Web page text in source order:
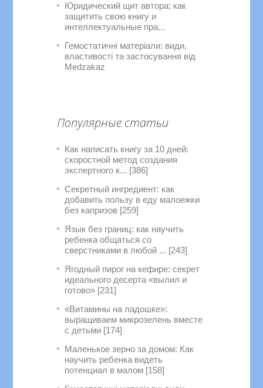
Юридический щит автора: как
защитить свою книгу и
интеллектуальные пра...
Гемостатичні матеріали: види,
властивості та застосування від
Medzakaz
Популярные статьи
Как написать книгу за 10 дней:
скоростной метод создания
экспертного к... [386]
Секретный ингредиент: как
добавить пользу в еду малоежки
без капризов [259]
Язык без границ: как научить
ребенка общаться со
сверстниками в любой ... [243]
Ягодный пирог на кефире: секрет
идеального десерта «вылил и
готово» [231]
«Витамины на ладошке»:
выращиваем микрозелень вместе
с детьми [174]
Маленькое зерно за домом: Как
научить ребенка видеть
потенциал в малом [158]